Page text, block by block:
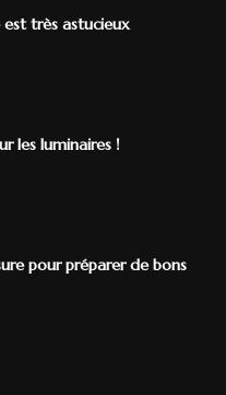
très astucieux
les luminaires !
pour préparer de bons